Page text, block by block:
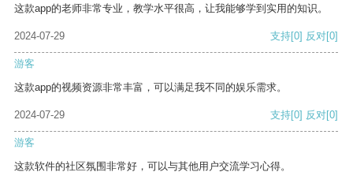
这款app的老师非常专业，教学水平很高，让我能够学到实用的知识。
2024-07-29 支持[0] 反对[0]
游客
这款app的视频资源非常丰富，可以满足我不同的娱乐需求。
2024-07-29 支持[0] 反对[0]
游客
这款软件的社区氛围非常好，可以与其他用户交流学习心得。